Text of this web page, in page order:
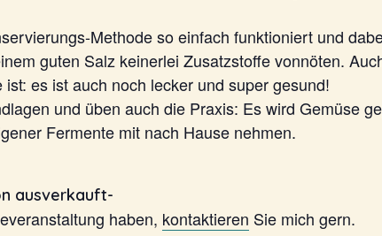
Methode so einfach funktioniert und
guten Salz keinerlei Zusatzstoffe vonnöten.
es ist auch noch lecker und super gesund!
und üben auch die Praxis: Es wird Gemüse
Fermente mit nach Hause nehmen.
ausverkauft-
haben, kontaktieren Sie mich gern.